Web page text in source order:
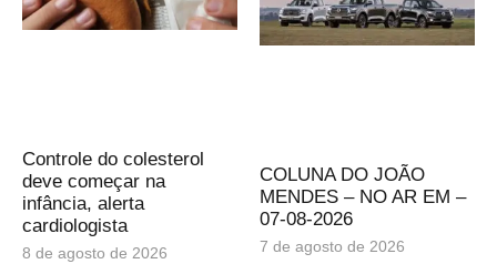
Controle do colesterol
deve começar na
infância, alerta
cardiologista
8 de agosto de 2026
COLUNA DO JOÃO
MENDES – NO AR EM –
07-08-2026
7 de agosto de 2026